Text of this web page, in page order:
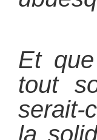
Et
tout
serait-
la